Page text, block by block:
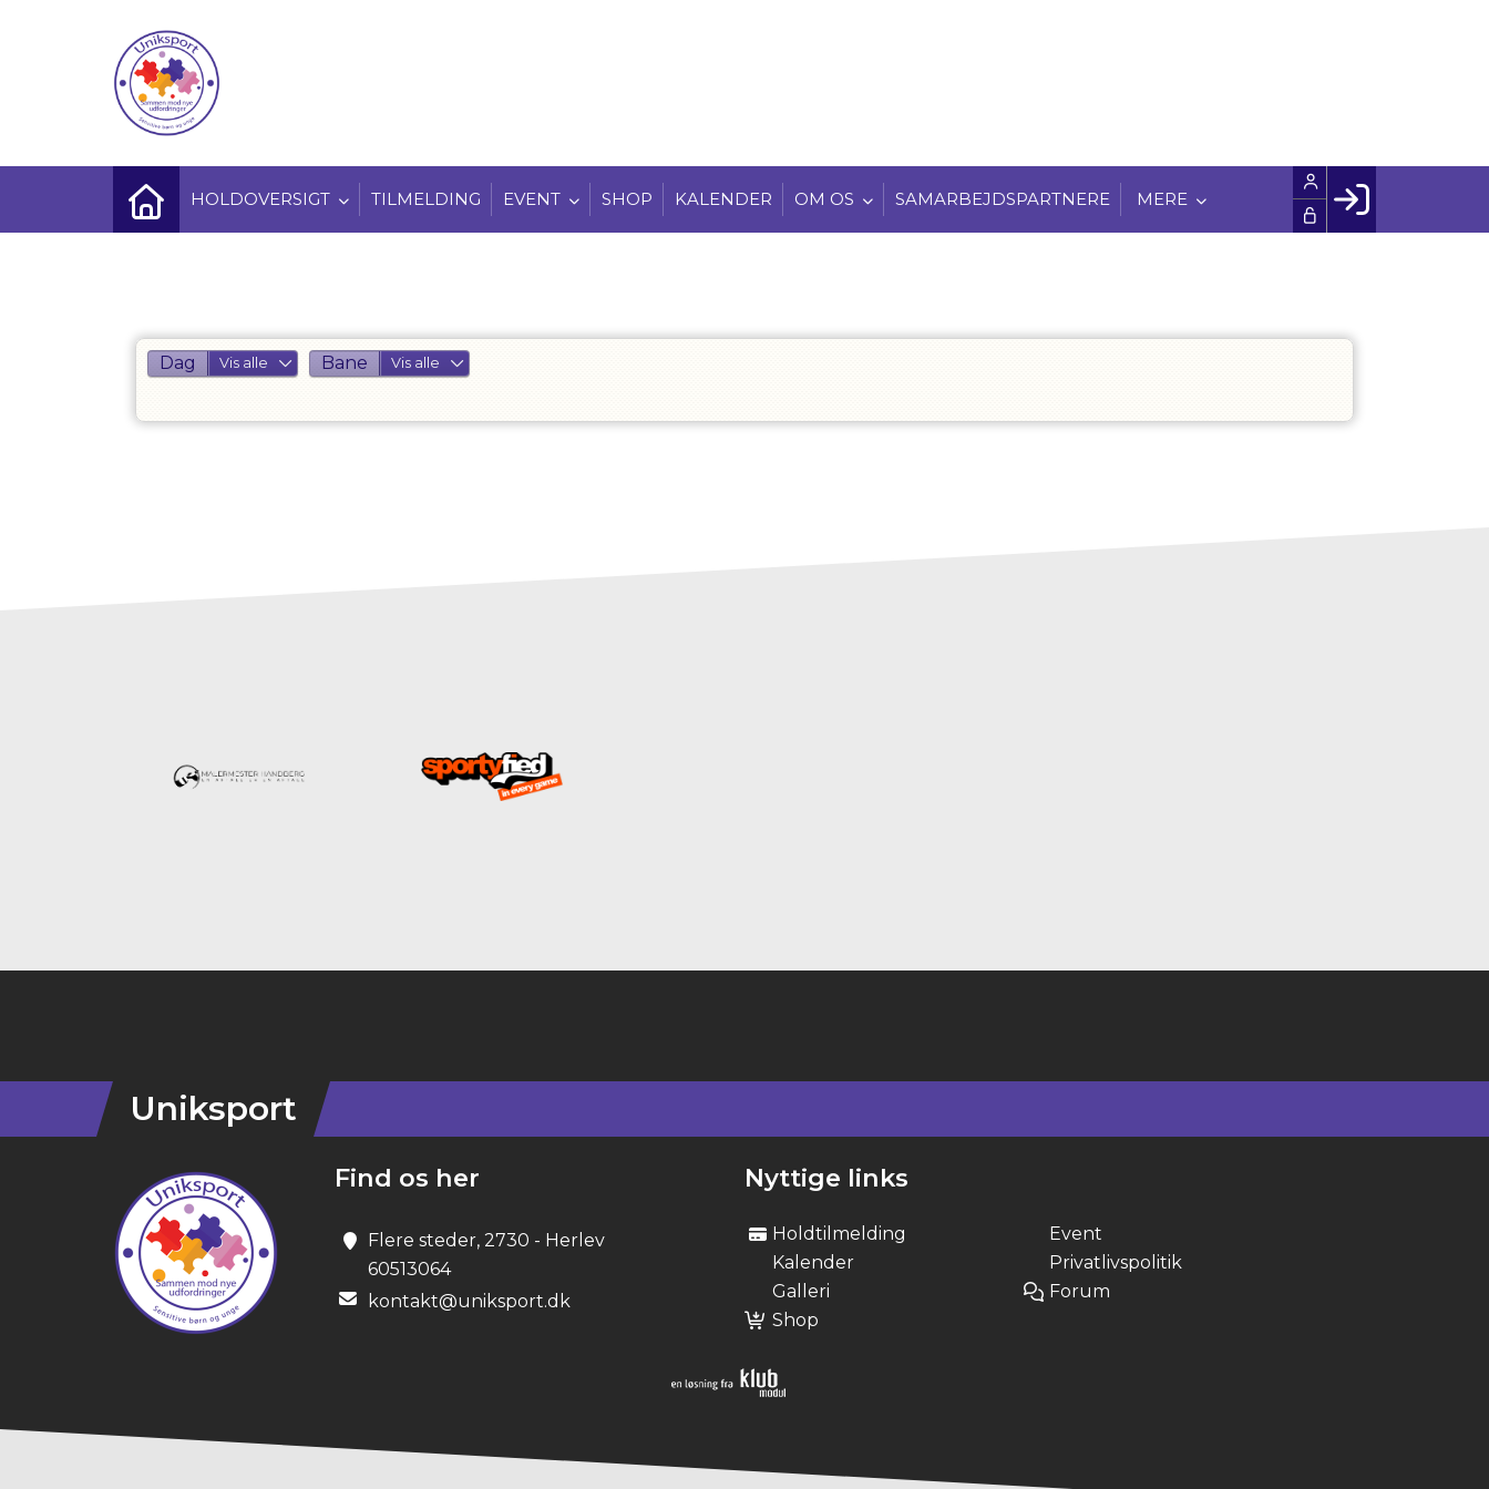
HOLDOVERSIGT TILMELDING EVENT SHOP KALENDER OM OS SAMARBEJDSPARTNERE MERE
Dag Vis alle Bane Vis alle
Uniksport
Find os her
Flere steder, 2730 - Herlev
60513064
kontakt@uniksport.dk
Nyttige links
Holdtilmelding
Event
Kalender
Privatlivspolitik
Galleri
Forum
Shop